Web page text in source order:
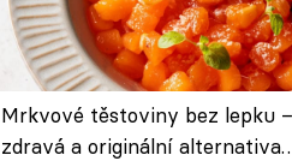
Mrkvové těstoviny bez lepku –
zdravá a originální alternativa